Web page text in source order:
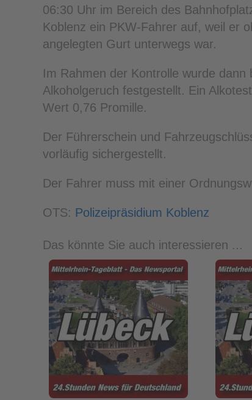
06:30 Uhr im Bereich des
Koblenz ein PKW-Fahrer auf, weil er
angelegten Gurt unterwegs war.
Im Rahmen der Kontrolle wurde dann
Alkoholgeruch festgestellt. Ein
Wert 0,76 Promille.
Der Führerschein und
vorläufig sichergestellt.
Der Fahrer muss mit einer
OTS: Polizeipräsidium Koblenz
Das könnte Sie auch interessieren ...